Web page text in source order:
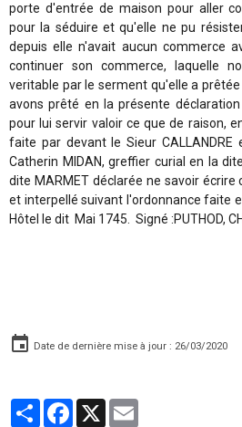
porte d'entrée de maison pour aller
pour la séduire et qu'elle ne pu
depuis elle n'avait aucun commerce
continuer son commerce, laquelle
veritable par le serment qu'elle a
avons prêté en la présente
pour lui servir valoir ce que de raison,
faite par devant le Sieur
Catherin MIDAN, greffier curial en la
dite MARMET déclarée ne savoir
et interpellé suivant l'ordonnance faite
Hôtel le dit Mai 1745. Signé :PUTHOD,
Date de dernière mise à jour : 26/03/2020
PartagerFacebook
X